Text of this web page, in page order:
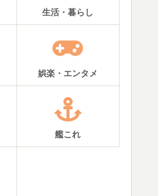
生活・暮らし
娯楽・エンタメ
艦これ